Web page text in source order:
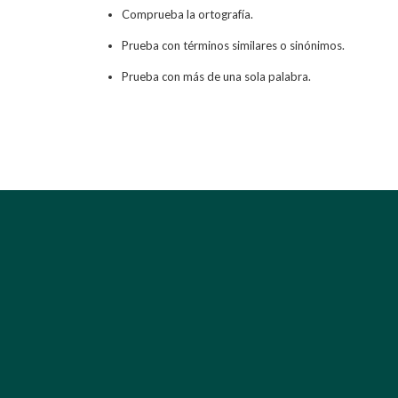
Comprueba la ortografía.
Prueba con términos similares o sinónimos.
Prueba con más de una sola palabra.